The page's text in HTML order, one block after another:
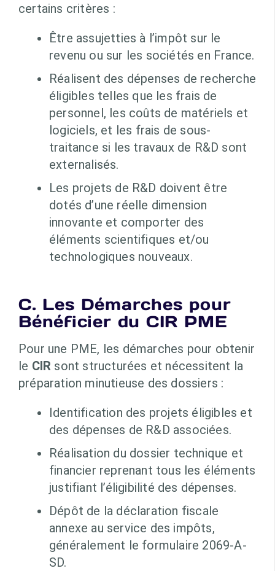
certains critères :
Être assujetties à l’impôt sur le
revenu ou sur les sociétés en France.
Réalisent des dépenses de recherche
éligibles telles que les frais de
personnel, les coûts de matériels et
logiciels, et les frais de sous-
traitance si les travaux de R&D sont
externalisés.
Les projets de R&D doivent être
dotés d’une réelle dimension
innovante et comporter des
éléments scientifiques et/ou
technologiques nouveaux.
C. Les Démarches pour
Bénéficier du CIR PME
Pour une PME, les démarches pour obtenir
le CIR sont structurées et nécessitent la
préparation minutieuse des dossiers :
Identification des projets éligibles et
des dépenses de R&D associées.
Réalisation du dossier technique et
financier reprenant tous les éléments
justifiant l’éligibilité des dépenses.
Dépôt de la déclaration fiscale
annexe au service des impôts,
généralement le formulaire 2069-A-
SD.